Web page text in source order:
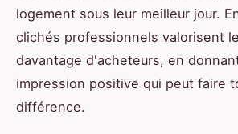
logement sous leur meilleur jour.
clichés professionnels valorisent
davantage d'acheteurs, en
impression positive qui peut faire
différence.